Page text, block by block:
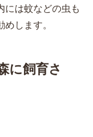
には蚊などの虫も
します。
に飼育さ